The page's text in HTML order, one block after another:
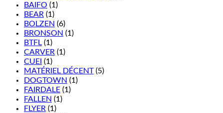
BAIFO (1)
BEAR (1)
BOLZEN (6)
BRONSON (1)
BTFL (1)
CARVER (1)
CUEI (1)
MATÉRIEL DÉCENT (5)
DOGTOWN (1)
FAIRDALE (1)
FALLEN (1)
FLYER (1)